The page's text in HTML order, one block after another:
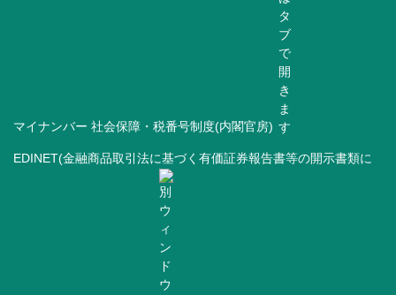
マイナンバー 社会保障・税番号制度(内閣官房)
EDINET(金融商品取引法に基づく有価証券報告書等の開示書類に